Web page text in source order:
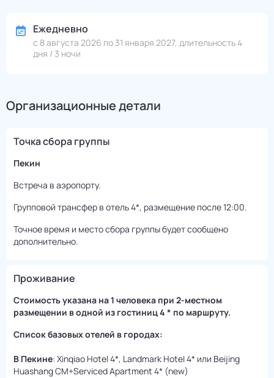
Ежедневно
с 8 августа 2026 по 31 января 2027, длительность 4
дня / 3 ночи
Организационные детали
Точка сбора группы
Пекин
Встреча в аэропорту.
Групповой трансфер в отель 4*, размещение после 12:00.
Точное время и место сбора группы будет сообщено
дополнительно.
Проживание
Стоимость указана на 1 человека при 2-местном
размещении в одной из гостиниц 4 * по маршруту.
Список базовых отелей в городах:
В Пекине: Xinqiao Hotel 4*, Landmark Hotel 4* или Beijing
Huashang CM+Serviced Apartment 4* (new)